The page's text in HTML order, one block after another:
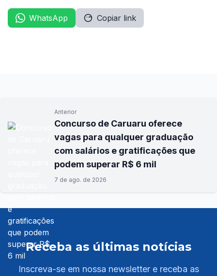
WhatsApp Copiar link
Anterior
Concurso de Caruaru oferece
vagas para qualquer graduação
com salários e gratificações que
podem superar R$ 6 mil
7 de ago. de 2026
Receba as últimas notícias
Inscreva-se em nossa newsletter e receba as